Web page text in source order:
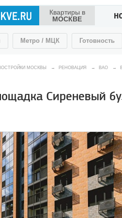
Квартиры в
МОСКВЕ
Метро / МЦК Готовность
МОСКВЫ → РЕНОВАЦИЯ → ВАО →
Сиреневый